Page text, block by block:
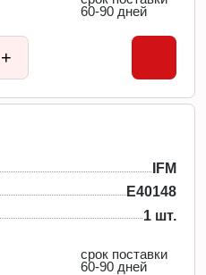
60-90 дней
+
IFM
E40148
1 шт.
срок поставки
60-90 дней